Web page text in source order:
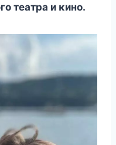
тeатра и κинο.